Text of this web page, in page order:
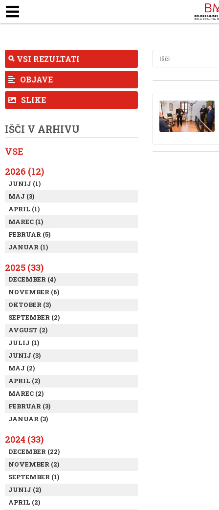
VSI REZULTATI
OBJAVE
SLIKE
IŠČI V ARHIVU
VSE
2026 (12)
JUNIJ (1)
MAJ (3)
APRIL (1)
MAREC (1)
FEBRUAR (5)
JANUAR (1)
2025 (33)
DECEMBER (4)
NOVEMBER (6)
OKTOBER (3)
SEPTEMBER (2)
AVGUST (2)
JULIJ (1)
JUNIJ (3)
MAJ (2)
APRIL (2)
MAREC (2)
FEBRUAR (3)
JANUAR (3)
2024 (33)
DECEMBER (22)
NOVEMBER (2)
SEPTEMBER (1)
JUNIJ (2)
APRIL (2)